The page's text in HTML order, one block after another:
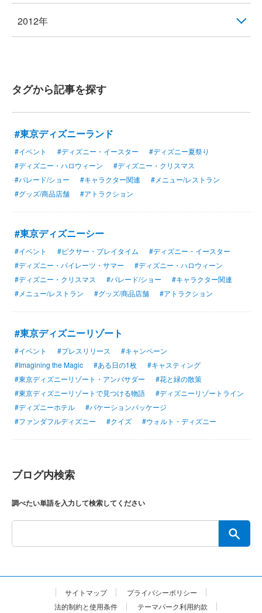
2012年
タグから記事を探す
#東京ディズニーランド
#イベント #ディズニー・イースター
#ディズニー夏祭り
#ディズニー・ハロウィーン
#ディズニー・クリスマス
#パレード/ショー
#キャラクター関連
#メニュー/レストラン
#グッズ/商品店舗
#アトラクション
#東京ディズニーシー
#イベント #ピクサー・プレイタイム
#ディズニー・イースター
#ディズニー・パイレーツ・サマー
#ディズニー・ハロウィーン
#ディズニー・クリスマス
#パレード/ショー
#キャラクター関連
#メニュー/レストラン
#グッズ/商品店舗 #アトラクション
#東京ディズニーリゾート
#イベント #プレスリリース
#キャンペーン
#Imagining the Magic
#ある日の1枚
#キャスティング
#東京ディズニーリゾート・アンバサダー
#花と緑の散策
#東京ディズニーリゾートで見つける物語
#ディズニーリゾートライン
#ディズニーホテル
#バケーションパッケージ
#ファンダフルディズニー
#クイズ #ウォルト・ディズニー
ブログ内検索
調べたい単語を入力して検索してください
サイトマップ
プライバシーポリシー
法的制約と使用条件
テーマパーク利用約款